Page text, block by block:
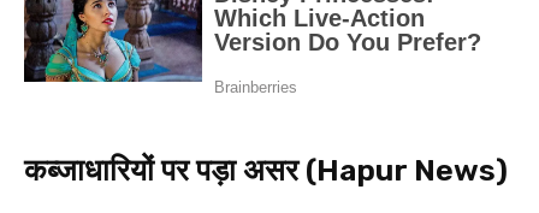
कब्जाधारियों पर पड़ा असर (Hapur News)